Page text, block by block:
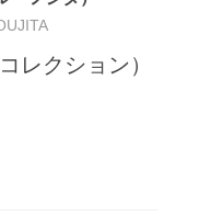
レクション）